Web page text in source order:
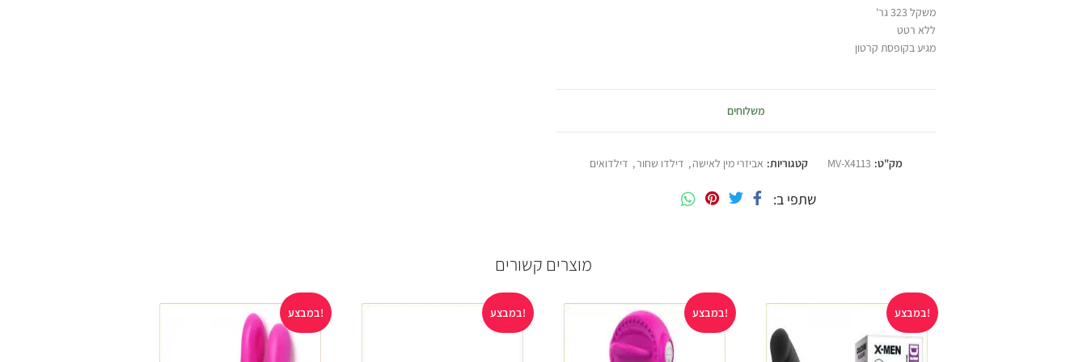
משקל 323 גר'
ללא רטט
מגיע בקופסת קרטון
משלוחים
מק"ט: MV-X4113 קטגוריות: אביזרי מין לאישה, דילדו שחור, דילדואים
שתפי ב
מוצרים קשורים
במבצע! במבצע! במבצע! במבצע!